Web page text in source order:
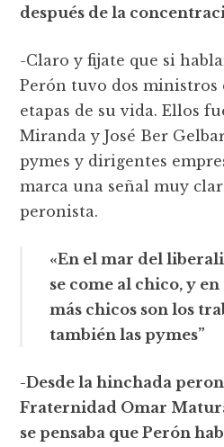
después de la
-Claro y fijate que si
Perón tuvo dos ministros
etapas de su vida. Ellos
Miranda y José Ber
pymes y dirigentes
marca una señal muy
peronista.
«En el mar del
se come al chico, y en
más chicos son los
también las pymes”
-Desde la hinchada
Fraternidad Omar
se pensaba que Perón